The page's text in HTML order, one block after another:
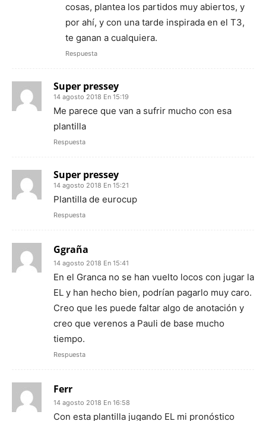
cosas, plantea los partidos muy abiertos, y
por ahí, y con una tarde inspirada en el T3,
te ganan a cualquiera.
Respuesta
Super pressey
14 agosto 2018 En 15:19
Me parece que van a sufrir mucho con esa
plantilla
Respuesta
Super pressey
14 agosto 2018 En 15:21
Plantilla de eurocup
Respuesta
Ggraña
14 agosto 2018 En 15:41
En el Granca no se han vuelto locos con jugar la
EL y han hecho bien, podrían pagarlo muy caro.
Creo que les puede faltar algo de anotación y
creo que verenos a Pauli de base mucho
tiempo.
Respuesta
Ferr
14 agosto 2018 En 16:58
Con esta plantilla jugando EL mi pronóstico